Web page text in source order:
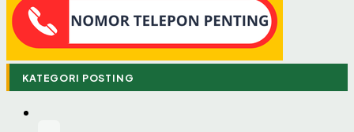
KATEGORI POSTING